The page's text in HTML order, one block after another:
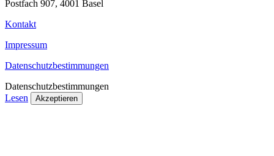
Postfach 907, 4001 Basel
Kontakt
Impressum
Datenschutzbestimmungen
Datenschutzbestimmungen
Lesen
Akzeptieren